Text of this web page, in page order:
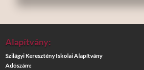
Alapítvány:
Szilágyi Keresztény Iskolai Alapítvány
Adószám: